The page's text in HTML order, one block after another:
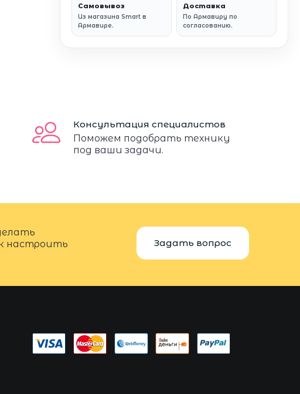
Самовывоз
Из магазина Smart в
Армавире.
Доставка
По Армавиру по
согласованию.
Консультация специалистов
Поможем подобрать технику
под ваши задачи.
настроить
Задать вопрос